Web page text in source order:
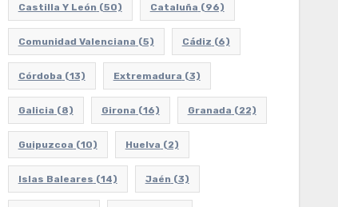
Castilla Y León (50) Cataluña (96)
Comunidad Valenciana (5) Cádiz (6)
Córdoba (13) Extremadura (3)
Galicia (8) Girona (16) Granada (22)
Guipuzcoa (10) Huelva (2)
Islas Baleares (14) Jaén (3)